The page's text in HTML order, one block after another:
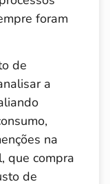
foram
de
a
na
que compra
de